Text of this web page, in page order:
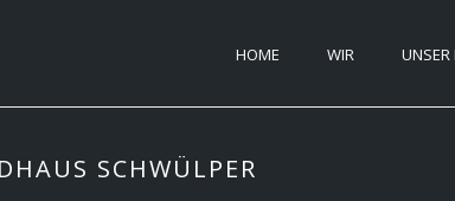
HOME WIR UNSER
SCHWÜLPER